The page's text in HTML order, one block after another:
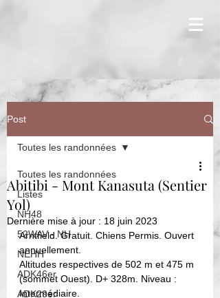
Post
Toutes les randonnées
Listes
NH48
52WAV - NH
NEHH
ADK46er
ADK29er
Toutes les randonnées
Abitibi - Mont Kanasuta (Sentier
Yol)
Dernière mise à jour : 18 juin 2023
Arntfield. Gratuit. Chiens Permis. Ouvert
annuellement.
Altitudes respectives de 502 m et 475 m
(sommet Ouest). D+ 328m. Niveau :
Intermédiaire.